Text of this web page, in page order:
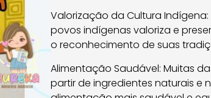
Valorização da Cultura
povos indígenas valoriza e
o reconhecimento de suas
Alimentação Saudável: Muitas
partir de ingredientes naturais e